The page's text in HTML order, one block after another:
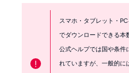
!
スマホ・タブレット・
でダウンロードできる本
公式ヘルプでは国や条件
れていますが、一般的に